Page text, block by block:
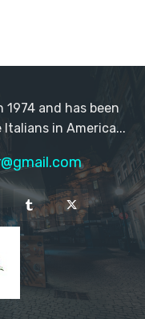
1974 and has been
in America...